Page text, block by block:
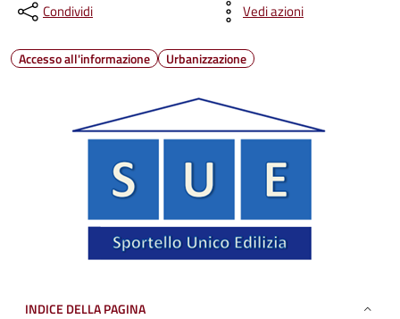
Condividi Vedi azioni
Accesso all'informazione Urbanizzazione
INDICE DELLA PAGINA